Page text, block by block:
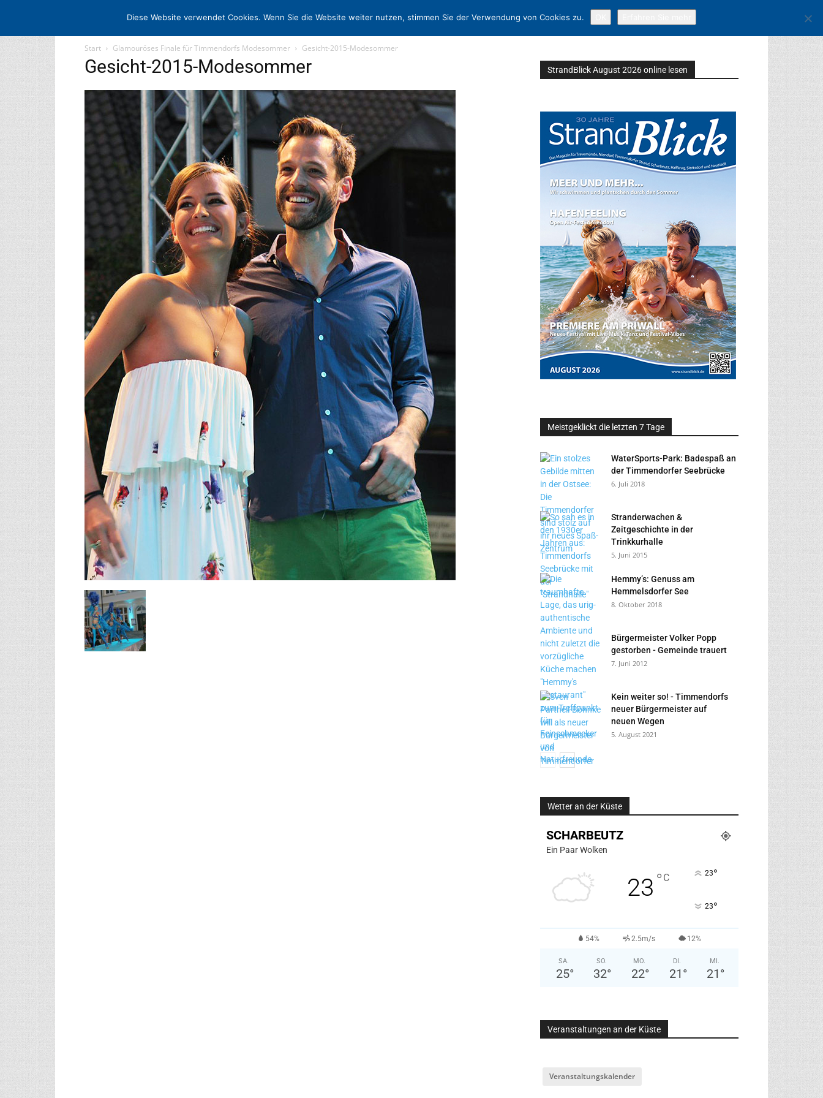
STARTSEITE ARCHIV MEDIADATEN KONTAKT
Start Glamouröses Finale für Timmendorfs Modesommer Gesicht-2015-Modesommer
Gesicht-2015-Modesommer StrandBlick August 2026 online lesen
Meistgeklickt die letzten 7 Tage
WaterSports-Park: Badespaß an
der Timmendorfer Seebrücke
6. Juli 2018
Stranderwachen &
Zeitgeschichte in der
Trinkkurhalle
5. Juni 2015
Hemmy’s: Genuss am
Hemmelsdorfer See
8. Oktober 2018
Bürgermeister Volker Popp
gestorben - Gemeinde trauert
7. Juni 2012
Kein weiter so! - Timmendorfs
neuer Bürgermeister auf
neuen Wegen
5. August 2021
Wetter an der Küste
SCHARBEUTZ
Ein Paar Wolken
23 °C 23°
23°
54% 2.5m/s 12%
SA.
25°
SO.
32°
MO.
22°
DI.
21 °
MI.
21 °
Veranstaltungen an der Küste
Veranstaltungskalender
Diese Website verwendet Cookies. Wenn Sie die Website weiter nutzen, stimmen Sie der Verwendung von Cookies zu.